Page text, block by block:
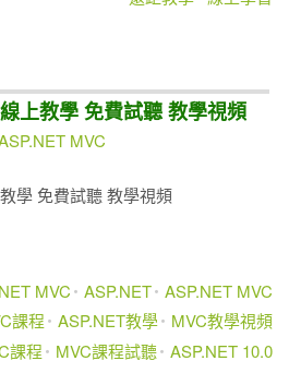
上教學 免費試聽 教學視頻
MVC
學 免費試聽 教學視頻
MVC ASP.NET ASP.NET MVC
課程
ASP.NET教學
MVC教學視頻
課程
MVC課程試聽 ASP.NET 10.0